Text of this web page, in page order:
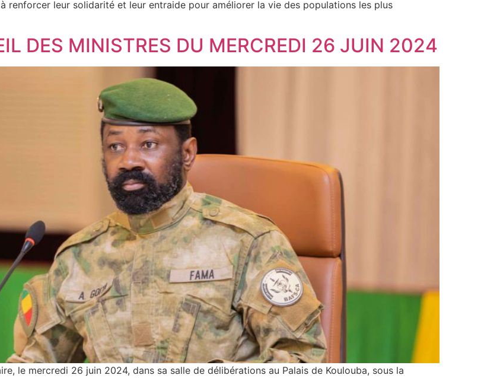
renforcer leur solidarité et leur entraide pour améliorer la vie des populations les plus
DES MINISTRES DU MERCREDI 26 JUIN 2024
le mercredi 26 juin 2024, dans sa salle de délibérations au Palais de Koulouba, sous la